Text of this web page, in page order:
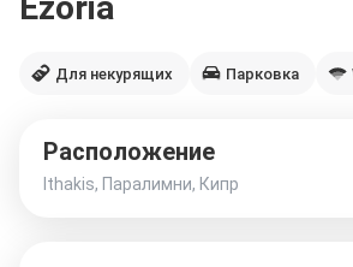
Для некурящих Парковка
Расположение
Ithakis, Паралимни, Кипр